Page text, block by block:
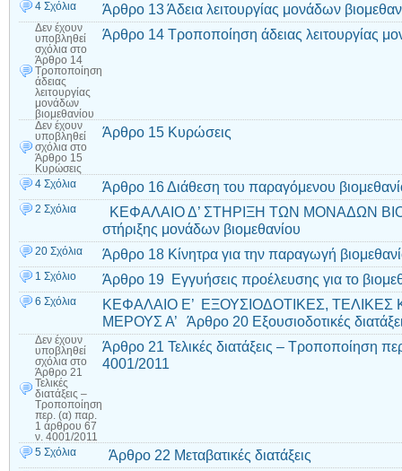
4 Σχόλια Άρθρο 13 Άδεια λειτουργίας μονάδων
Δεν έχουν
υποβληθεί
σχόλια στο
Άρθρο 14
Τροποποίηση
άδειας
λειτουργίας
μονάδων
βιομεθανίου
Άρθρο 14 Τροποποίηση άδειας λειτουργίας
Δεν έχουν
υποβληθεί
σχόλια στο
Άρθρο 15
Κυρώσεις
Άρθρο 15 Κυρώσεις
4 Σχόλια Άρθρο 16 Διάθεση του παραγόμενου
2 Σχόλια
ΚΕΦΑΛΑΙΟ Δ’ ΣΤΗΡΙΞΗ ΤΩΝ ΜΟΝΑΔΩΝ
στήριξης μονάδων βιομεθανίου
20 Σχόλια Άρθρο 18 Κίνητρα για την παραγωγή
1 Σχόλιο Άρθρο 19 Εγγυήσεις προέλευσης για το
6 Σχόλια
ΚΕΦΑΛΑΙΟ Ε’ ΕΞΟΥΣΙΟΔΟΤΙΚΕΣ, ΤΕΛΙΚΕΣ
ΜΕΡΟΥΣ Α’ Άρθρο 20 Εξουσιοδοτικές
Δεν έχουν
υποβληθεί
σχόλια στο
Άρθρο 21
Τελικές
διατάξεις –
Τροποποίηση
περ. (α) παρ.
1 άρθρου 67
ν. 4001/2011
Άρθρο 21 Τελικές διατάξεις – Τροποποίηση
4001/2011
5 Σχόλια Άρθρο 22 Μεταβατικές διατάξεις